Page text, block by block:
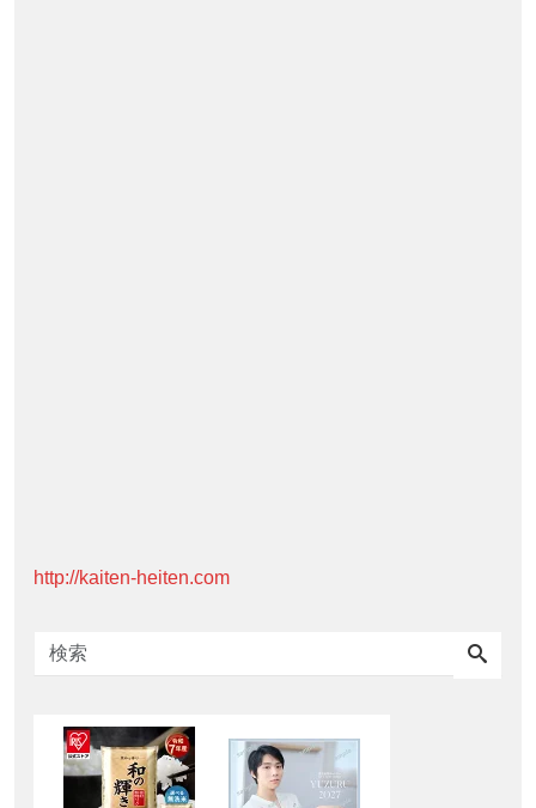
http://kaiten-heiten.com